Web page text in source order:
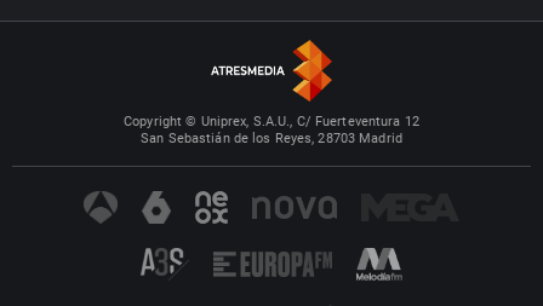
Copyright © Uniprex, S.A.U., C/ Fuerteventura 12
San Sebastián de los Reyes, 28703 Madrid